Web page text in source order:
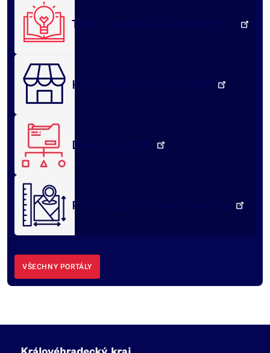
Týden vzdělávání dospělých
Královéhradecké tržiště
Datový portál
Portál územního plánování
VŠECHNY PORTÁLY